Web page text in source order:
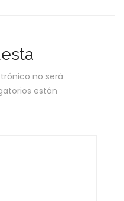
no será
están